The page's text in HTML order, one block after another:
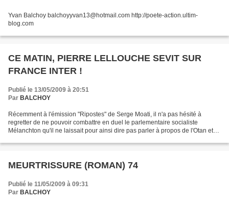
Yvan Balchoy balchoyyvan13@hotmail.com http://poete-action.ultim-
blog.com
CE MATIN, PIERRE LELLOUCHE SEVIT SUR
FRANCE INTER !
Publié le 13/05/2009 à 20:51
Par BALCHOY
Récemment à l'émission "Ripostes" de Serge Moati, il n'a pas hésité à
regretter de ne pouvoir combattre en duel le parlementaire socialiste
Mélanchton qu'il ne laissait pour ainsi dire pas parler à propos de l'Otan et
MEURTRISSURE (ROMAN) 74
Publié le 11/05/2009 à 09:31
Par BALCHOY